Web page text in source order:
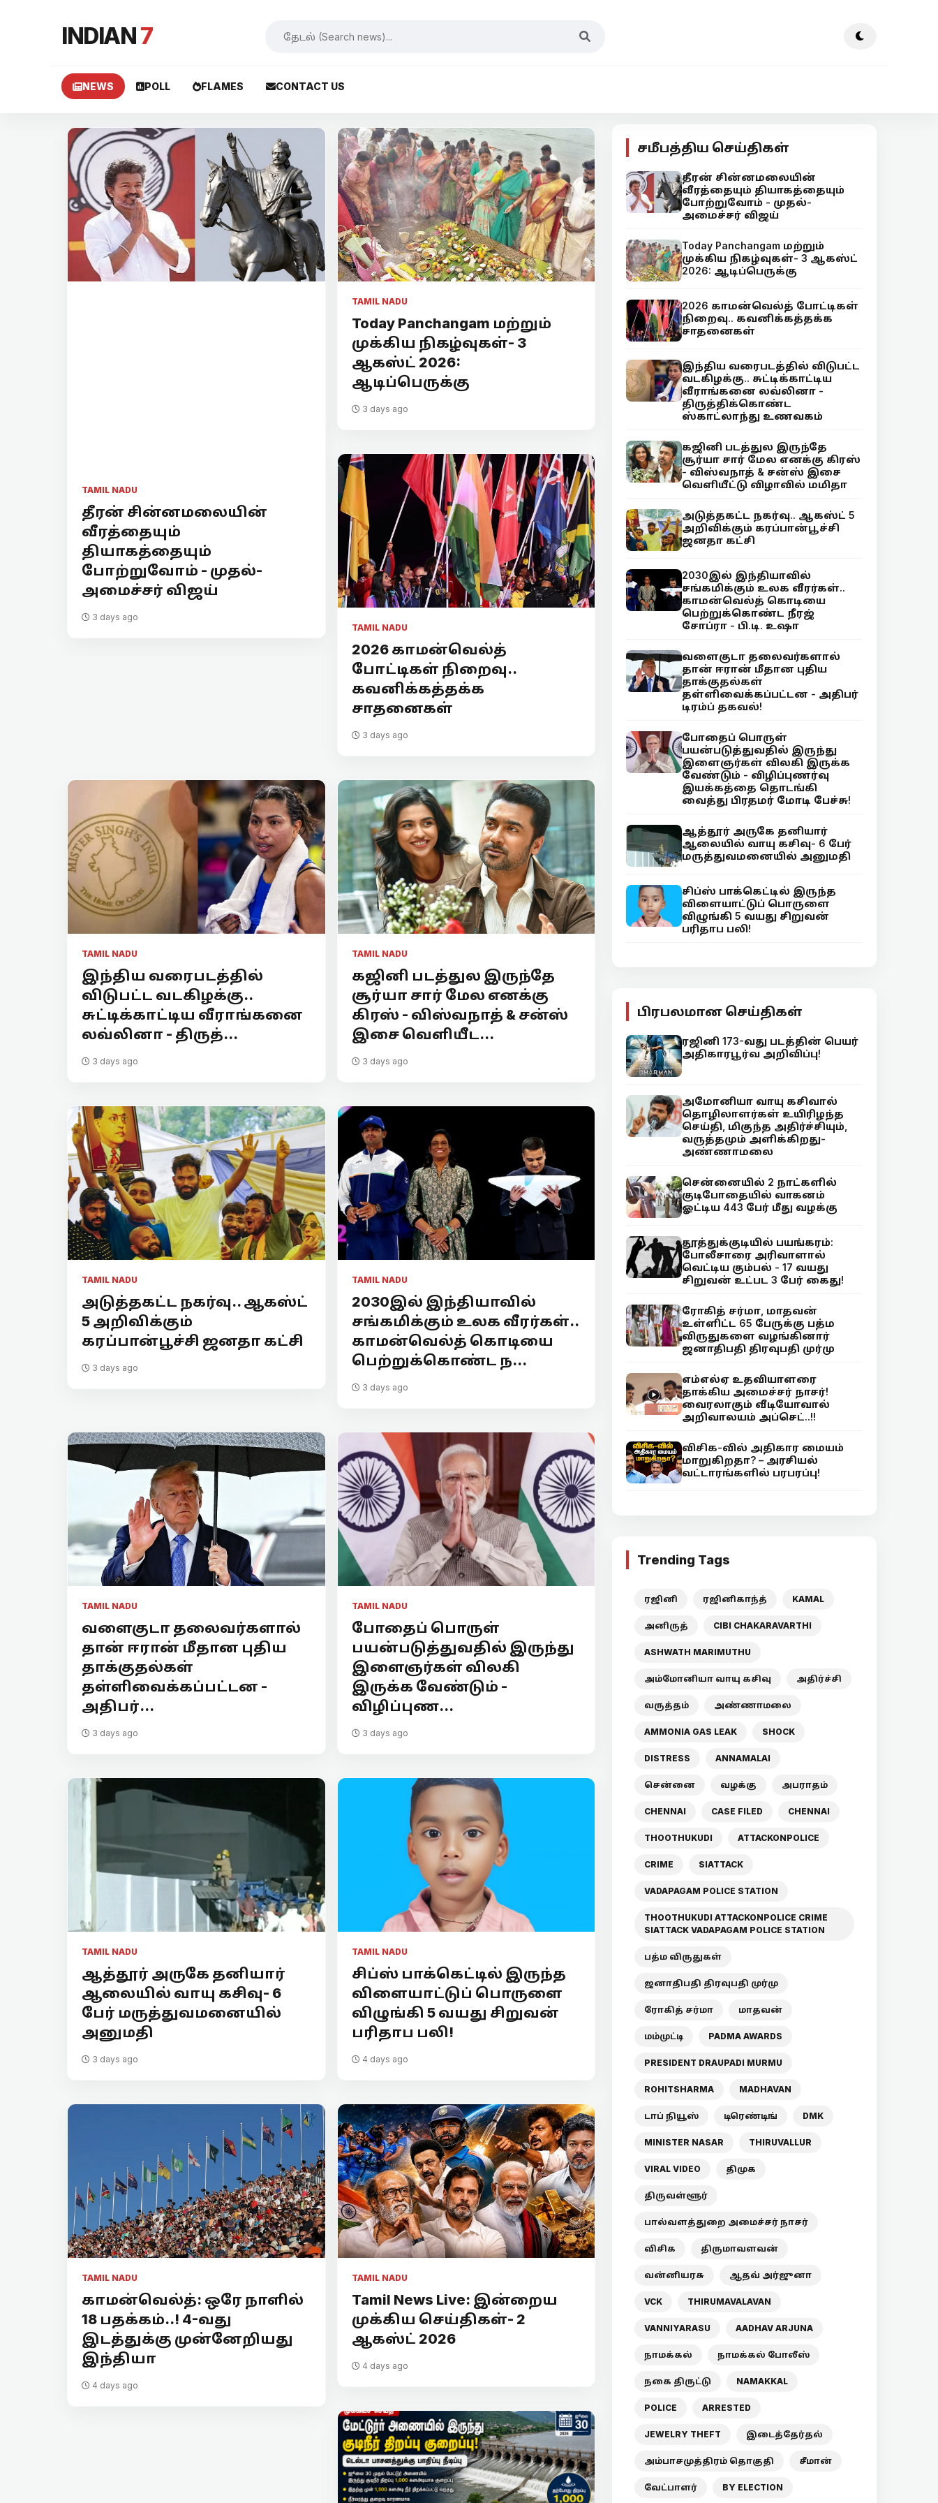
INDIAN7
NEWS POLL FLAMES CONTACT US
TAMIL NADU
தீரன் சின்னமலையின்
வீரத்தையும்
தியாகத்தையும்
போற்றுவோம் - முதல்-
அமைச்சர் விஜய்
3 days ago
TAMIL NADU
Today Panchangam மற்றும்
முக்கிய நிகழ்வுகள்- 3
ஆகஸ்ட் 2026:
ஆடிப்பெருக்கு
3 days ago
TAMIL NADU
2026 காமன்வெல்த்
போட்டிகள் நிறைவு..
கவனிக்கத்தக்க
சாதனைகள்
3 days ago
TAMIL NADU
இந்திய வரைபடத்தில்
விடுபட்ட வடகிழக்கு..
சுட்டிக்காட்டிய வீராங்கனை
லவ்லினா - திருத்...
3 days ago
TAMIL NADU
கஜினி படத்துல இருந்தே
சூர்யா சார் மேல எனக்கு
கிரஸ் - விஸ்வநாத் & சன்ஸ்
இசை வெளியீட...
3 days ago
TAMIL NADU
அடுத்தகட்ட நகர்வு.. ஆகஸ்ட்
5 அறிவிக்கும்
கரப்பான்பூச்சி ஜனதா கட்சி
3 days ago
TAMIL NADU
2030இல் இந்தியாவில்
சங்கமிக்கும் உலக வீரர்கள்..
காமன்வெல்த் கொடியை
பெற்றுக்கொண்ட ந...
3 days ago
TAMIL NADU
வளைகுடா தலைவர்களால்
தான் ஈரான் மீதான புதிய
தாக்குதல்கள்
தள்ளிவைக்கப்பட்டன -
அதிபர்...
3 days ago
TAMIL NADU
போதைப் பொருள்
பயன்படுத்துவதில் இருந்து
இளைஞர்கள் விலகி
இருக்க வேண்டும் -
விழிப்புண...
3 days ago
TAMIL NADU
ஆத்தூர் அருகே தனியார்
ஆலையில் வாயு கசிவு- 6
பேர் மருத்துவமனையில்
அனுமதி
3 days ago
TAMIL NADU
சிப்ஸ் பாக்கெட்டில் இருந்த
விளையாட்டுப் பொருளை
விழுங்கி 5 வயது சிறுவன்
பரிதாப பலி!
4 days ago
TAMIL NADU
காமன்வெல்த்: ஒரே நாளில்
18 பதக்கம்..! 4-வது
இடத்துக்கு முன்னேறியது
இந்தியா
4 days ago
TAMIL NADU
Tamil News Live: இன்றைய
முக்கிய செய்திகள்- 2
ஆகஸ்ட் 2026
4 days ago
சமீபத்திய செய்திகள்
தீரன் சின்னமலையின்
வீரத்தையும் தியாகத்தையும்
போற்றுவோம் - முதல்-
அமைச்சர் விஜய்
Today Panchangam மற்றும்
முக்கிய நிகழ்வுகள்- 3 ஆகஸ்ட்
2026: ஆடிப்பெருக்கு
2026 காமன்வெல்த் போட்டிகள்
நிறைவு.. கவனிக்கத்தக்க
சாதனைகள்
இந்திய வரைபடத்தில் விடுபட்ட
வடகிழக்கு.. சுட்டிக்காட்டிய
வீராங்கனை லவ்லினா -
திருத்திக்கொண்ட
ஸ்காட்லாந்து உணவகம்
கஜினி படத்துல இருந்தே
சூர்யா சார் மேல எனக்கு கிரஸ்
- விஸ்வநாத் & சன்ஸ் இசை
வெளியீட்டு விழாவில் மமிதா
அடுத்தகட்ட நகர்வு.. ஆகஸ்ட் 5
அறிவிக்கும் கரப்பான்பூச்சி
ஜனதா கட்சி
2030இல் இந்தியாவில்
சங்கமிக்கும் உலக வீரர்கள்..
காமன்வெல்த் கொடியை
பெற்றுக்கொண்ட நீரஜ்
சோப்ரா - பி.டி. உஷா
வளைகுடா தலைவர்களால்
தான் ஈரான் மீதான புதிய
தாக்குதல்கள்
தள்ளிவைக்கப்பட்டன - அதிபர்
டிரம்ப் தகவல்!
போதைப் பொருள்
பயன்படுத்துவதில் இருந்து
இளைஞர்கள் விலகி இருக்க
வேண்டும் - விழிப்புணர்வு
இயக்கத்தை தொடங்கி
வைத்து பிரதமர் மோடி பேச்சு!
ஆத்தூர் அருகே தனியார்
ஆலையில் வாயு கசிவு- 6 பேர்
மருத்துவமனையில் அனுமதி
சிப்ஸ் பாக்கெட்டில் இருந்த
விளையாட்டுப் பொருளை
விழுங்கி 5 வயது சிறுவன்
பரிதாப பலி!
பிரபலமான செய்திகள்
ரஜினி 173-வது படத்தின் பெயர்
அதிகாரபூர்வ அறிவிப்பு!
அமோனியா வாயு கசிவால்
தொழிலாளர்கள் உயிரிழந்த
செய்தி, மிகுந்த அதிர்ச்சியும்,
வருத்தமும் அளிக்கிறது-
அண்ணாமலை
சென்னையில் 2 நாட்களில்
குடிபோதையில் வாகனம்
ஓட்டிய 443 பேர் மீது வழக்கு
தூத்துக்குடியில் பயங்கரம்:
போலீசாரை அரிவாளால்
வெட்டிய கும்பல் - 17 வயது
சிறுவன் உட்பட 3 பேர் கைது!
ரோகித் சர்மா, மாதவன்
உள்ளிட்ட 65 பேருக்கு பத்ம
விருதுகளை வழங்கினார்
ஜனாதிபதி திரவுபதி முர்மு
எம்எல்ஏ உதவியாளரை
தாக்கிய அமைச்சர் நாசர்!
வைரலாகும் வீடியோவால்
அறிவாலயம் அப்செட்..!!
விசிக-வில் அதிகார மையம்
மாறுகிறதா? – அரசியல்
வட்டாரங்களில் பரபரப்பு!
Trending Tags
ரஜினி ரஜினிகாந்த் KAMAL
அனிருத் CIBI CHAKARAVARTHI
ASHWATH MARIMUTHU
அம்மோனியா வாயு கசிவு அதிர்ச்சி
வருத்தம் அண்ணாமலை
AMMONIA GAS LEAK SHOCK
DISTRESS ANNAMALAI
சென்னை வழக்கு அபராதம்
CHENNAI CASE FILED CHENNAI
THOOTHUKUDI ATTACKONPOLICE
CRIME SIATTACK
VADAPAGAM POLICE STATION
THOOTHUKUDI ATTACKONPOLICE CRIME
SIATTACK VADAPAGAM POLICE STATION
பத்ம விருதுகள்
ஜனாதிபதி திரவுபதி முர்மு
ரோகித் சர்மா மாதவன்
மம்முட்டி PADMA AWARDS
PRESIDENT DRAUPADI MURMU
ROHITSHARMA MADHAVAN
டாப் நியூஸ் டிரெண்டிங் DMK
MINISTER NASAR THIRUVALLUR
VIRAL VIDEO திமுக
திருவள்ளூர்
பால்வளத்துறை அமைச்சர் நாசர்
விசிக திருமாவளவன்
வன்னியரசு ஆதவ் அர்ஜுனா
VCK THIRUMAVALAVAN
VANNIYARASU AADHAV ARJUNA
நாமக்கல் நாமக்கல் போலீஸ்
நகை திருட்டு NAMAKKAL
POLICE ARRESTED
JEWELRY THEFT இடைத்தேர்தல்
அம்பாசமுத்திரம் தொகுதி சீமான்
வேட்பாளர் BY ELECTION